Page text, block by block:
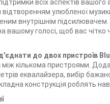
всіх аспектів
улюбленої
внутрішнім
голосі, щоб вас чітко
до двох пристроїв
кількома пристроями.
еквалайзера, вибір
конструкція роблять